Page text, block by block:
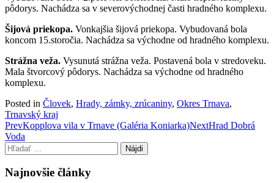
pôdorys. Nachádza sa v severovýchodnej časti hradného komplexu.
Šijová priekopa. Vonkajšia šijová priekopa. Vybudovaná bola
koncom 15.storočia. Nachádza sa východne od hradného komplexu.
Strážna veža. Vysunutá strážna veža. Postavená bola v stredoveku.
Mala štvorcový pôdorys. Nachádza sa východne od hradného
komplexu.
Posted in Človek, Hrady, zámky, zrúcaniny, Okres Trnava,
Trnavský kraj
Post
navigation
PrevKopplova vila v Trnave (Galéria Koniarka)NextHrad Dobrá
Voda
Hľadať:
Najnovšie články